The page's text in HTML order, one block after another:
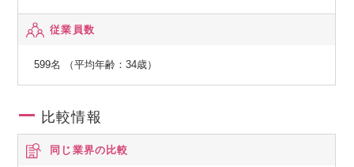
従業員数
599名 （平均年齢：34歳）
比較情報
同じ業界の比較